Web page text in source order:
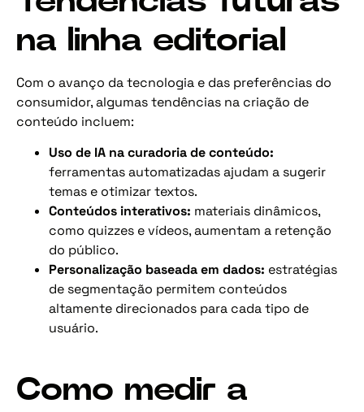
na linha editorial
Com o avanço da tecnologia e das preferências do
consumidor, algumas tendências na criação de
conteúdo incluem:
Uso de IA na curadoria de conteúdo:
ferramentas automatizadas ajudam a sugerir
temas e otimizar textos.
Conteúdos interativos: materiais dinâmicos,
como quizzes e vídeos, aumentam a retenção
do público.
Personalização baseada em dados: estratégias
de segmentação permitem conteúdos
altamente direcionados para cada tipo de
usuário.
Como medir a